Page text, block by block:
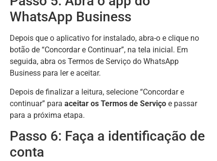
WhatsApp Business
Depois que o aplicativo for instalado, abra-o e clique no
botão de “Concordar e Continuar”, na tela inicial. Em
seguida, abra os Termos de Serviço do WhatsApp
Business para ler e aceitar.
Depois de finalizar a leitura, selecione “Concordar e
continuar” para aceitar os Termos de Serviço e passar
para a próxima etapa.
Passo 6: Faça a identificação de
conta